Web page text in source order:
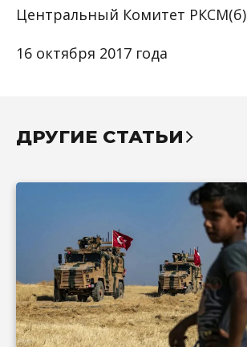
Центральный Комитет РКСМ(б)
16 октября 2017 года
ДРУГИЕ СТАТЬИ